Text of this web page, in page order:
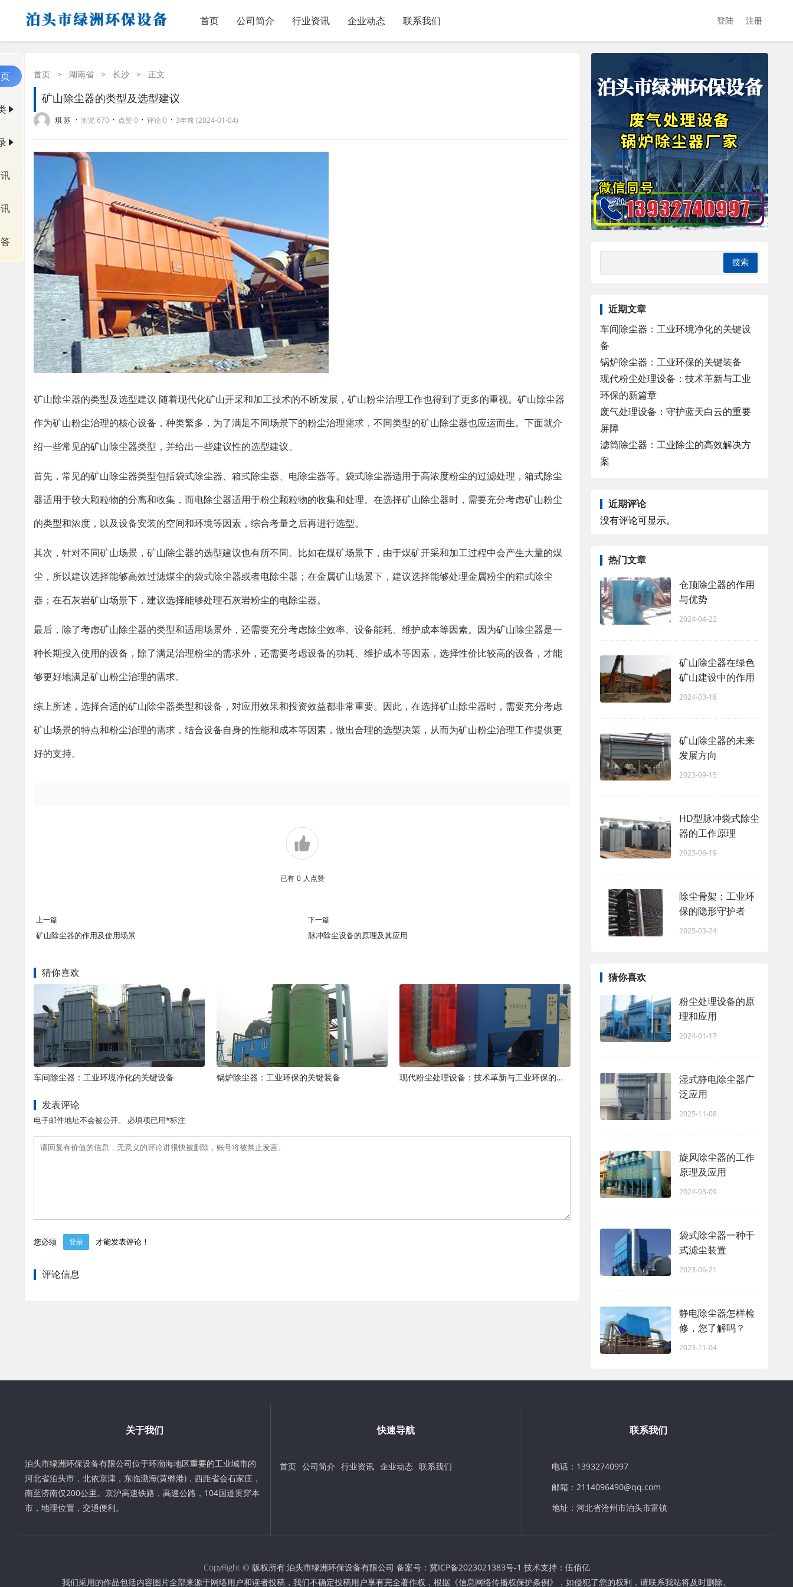
首页 公司简介 行业资讯 企业动态 联系我们 登陆 注册
首页 > 湖南省 > 长沙 > 正文
矿山除尘器的类型及选型建议
琪 苏 · 浏览 670 · 点赞 0 · 评论 0 · 3年前 (2024-01-04)
矿山除尘器的类型及选型建议 随着现代化矿山开采和加工技术的不断发展，矿山粉尘治理工作也得到了更多的重视。矿山除尘器
作为矿山粉尘治理的核心设备，种类繁多，为了满足不同场景下的粉尘治理需求，不同类型的矿山除尘器也应运而生。下面就介
绍一些常见的矿山除尘器类型，并给出一些建议性的选型建议。
首先，常见的矿山除尘器类型包括袋式除尘器、箱式除尘器、电除尘器等。袋式除尘器适用于高浓度粉尘的过滤处理，箱式除尘
器适用于较大颗粒物的分离和收集，而电除尘器适用于粉尘颗粒物的收集和处理。在选择矿山除尘器时，需要充分考虑矿山粉尘
的类型和浓度，以及设备安装的空间和环境等因素，综合考量之后再进行选型。
其次，针对不同矿山场景，矿山除尘器的选型建议也有所不同。比如在煤矿场景下，由于煤矿开采和加工过程中会产生大量的煤
尘，所以建议选择能够高效过滤煤尘的袋式除尘器或者电除尘器；在金属矿山场景下，建议选择能够处理金属粉尘的箱式除尘
器；在石灰岩矿山场景下，建议选择能够处理石灰岩粉尘的电除尘器。
最后，除了考虑矿山除尘器的类型和适用场景外，还需要充分考虑除尘效率、设备能耗、维护成本等因素。因为矿山除尘器是一
种长期投入使用的设备，除了满足治理粉尘的需求外，还需要考虑设备的功耗、维护成本等因素，选择性价比较高的设备，才能
够更好地满足矿山粉尘治理的需求。
综上所述，选择合适的矿山除尘器类型和设备，对应用效果和投资效益都非常重要。因此，在选择矿山除尘器时，需要充分考虑
矿山场景的特点和粉尘治理的需求，结合设备自身的性能和成本等因素，做出合理的选型决策，从而为矿山粉尘治理工作提供更
好的支持。
已有 0 人点赞
上一篇
矿山除尘器的作用及使用场景
下一篇
脉冲除尘设备的原理及其应用
猜你喜欢
车间除尘器：工业环境净化的关键设备 锅炉除尘器：工业环保的关键装备 现代粉尘处理设备：技术革新与工业环保的新篇章
发表评论
电子邮件地址不会被公开。 必填项已用*标注
您必须 登录 才能发表评论！
评论信息
近期文章
车间除尘器：工业环境净化的关键设
备
锅炉除尘器：工业环保的关键装备
现代粉尘处理设备：技术革新与工业
环保的新篇章
废气处理设备：守护蓝天白云的重要
屏障
滤筒除尘器：工业除尘的高效解决方
案
近期评论
没有评论可显示。
热门文章
仓顶除尘器的作用
与优势
2024-04-22
矿山除尘器在绿色
矿山建设中的作用
2024-03-18
矿山除尘器的未来
发展方向
2023-09-15
HD型脉冲袋式除尘
器的工作原理
2023-06-19
除尘骨架：工业环
保的隐形守护者
2025-03-24
猜你喜欢
粉尘处理设备的原
理和应用
2024-01-17
湿式静电除尘器广
泛应用
2025-11-08
旋风除尘器的工作
原理及应用
2024-03-09
袋式除尘器一种干
式滤尘装置
2023-06-21
静电除尘器怎样检
修，您了解吗？
2023-11-04
关于我们
泊头市绿洲环保设备有限公司位于环渤海地区重要的工业城市的
河北省泊头市，北依京津，东临渤海(黄骅港)，西距省会石家庄，
南至济南仅200公里。京沪高速铁路，高速公路，104国道贯穿本
市，地理位置，交通便利。
快速导航
首页 公司简介 行业资讯 企业动态 联系我们
联系我们
电话：13932740997
邮箱：2114096490@qq.com
地址：河北省沧州市泊头市富镇
CopyRight © 版权所有:泊头市绿洲环保设备有限公司 备案号： 冀ICP备2023021383号-1 技术支持： 伍佰亿
我们采用的作品包括内容图片全部来源于网络用户和读者投稿，我们不确定投稿用户享有完全著作权，根据《信息网络传播权保护条例》，如侵犯了您的权利，请联系我站将及时删除。